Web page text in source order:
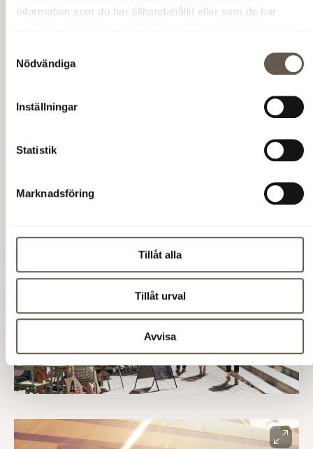
information som du har tillhandahållit eller som de har
Nödvändiga
Inställningar
Statistik
Marknadsföring
Tillåt alla
Tillåt urval
Avvisa